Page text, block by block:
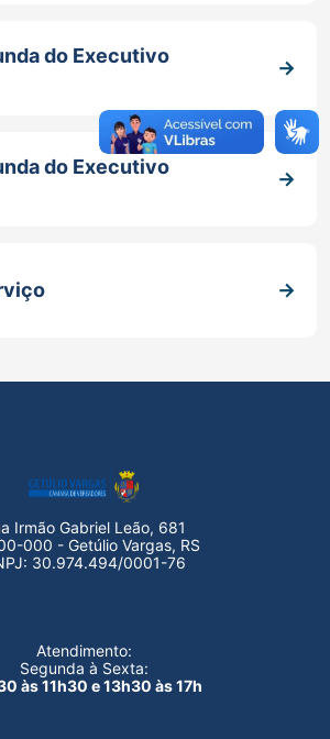
do Executivo
do Executivo
Irmão Gabriel Leão, 681
000 - Getúlio Vargas, RS
30.974.494/0001-76
Atendimento:
Segunda à Sexta:
às 11h30 e 13h30 às 17h